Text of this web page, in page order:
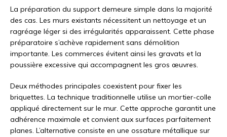
La préparation du support demeure simple dans la majorité
des cas. Les murs existants nécessitent un nettoyage et un
ragréage léger si des irrégularités apparaissent. Cette phase
préparatoire s’achève rapidement sans démolition
importante. Les commerces évitent ainsi les gravats et la
poussière excessive qui accompagnent les gros œuvres.
Deux méthodes principales coexistent pour fixer les
briquettes. La technique traditionnelle utilise un mortier-colle
appliqué directement sur le mur. Cette approche garantit une
adhérence maximale et convient aux surfaces parfaitement
planes. L’alternative consiste en une ossature métallique sur